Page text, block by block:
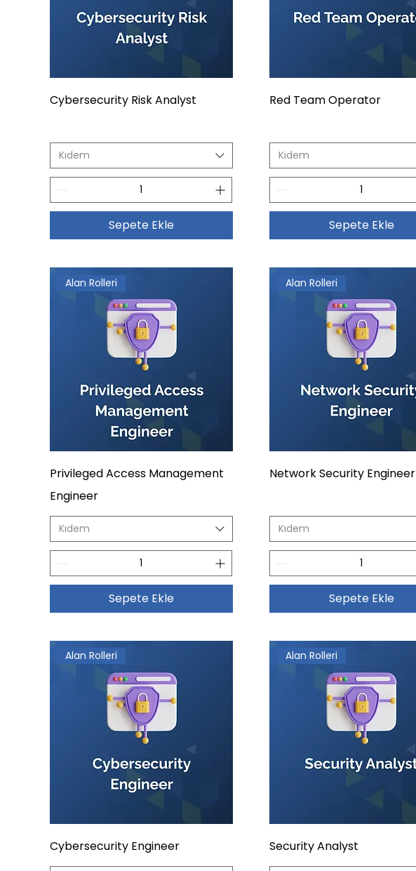
Cybersecurity Risk Analyst
Kıdem
Sepete Ekle
Red Team Operator
Kıdem
Sepete Ekle
Alan Rolleri
Privileged Access Management
Engineer
Kıdem
Sepete Ekle
Alan Rolleri
Network Security Engineer
Kıdem
Sepete Ekle
Alan Rolleri
Cybersecurity Engineer
Alan Rolleri
Security Analyst